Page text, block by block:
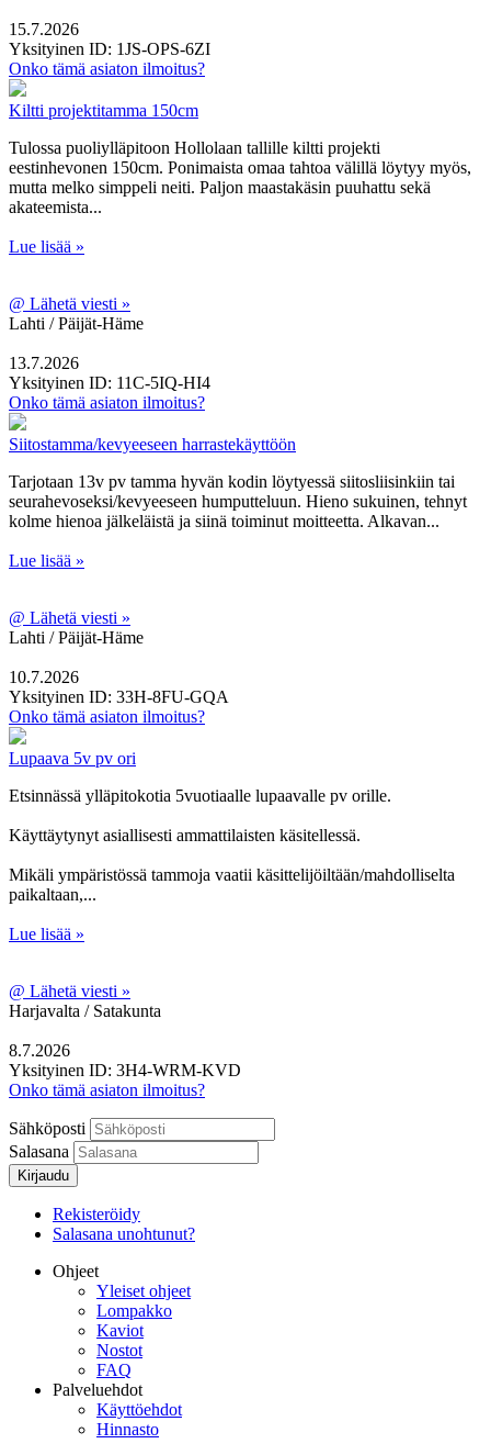
15.7.2026
Yksityinen ID: 1JS-OPS-6ZI
Onko tämä asiaton ilmoitus?
Kiltti projektitamma 150cm
Tulossa puoliylläpitoon Hollolaan tallille kiltti projekti
eestinhevonen 150cm. Ponimaista omaa tahtoa välillä löytyy myös,
mutta melko simppeli neiti. Paljon maastakäsin puuhattu sekä
akateemista...
Lue lisää »
@ Lähetä viesti »
Lahti / Päijät-Häme
13.7.2026
Yksityinen ID: 11C-5IQ-HI4
Onko tämä asiaton ilmoitus?
Siitostamma/kevyeeseen harrastekäyttöön
Tarjotaan 13v pv tamma hyvän kodin löytyessä siitosliisinkiin tai
seurahevoseksi/kevyeeseen humputteluun. Hieno sukuinen, tehnyt
kolme hienoa jälkeläistä ja siinä toiminut moitteetta. Alkavan...
Lue lisää »
@ Lähetä viesti »
Lahti / Päijät-Häme
10.7.2026
Yksityinen ID: 33H-8FU-GQA
Onko tämä asiaton ilmoitus?
Lupaava 5v pv ori
Etsinnässä ylläpitokotia 5vuotiaalle lupaavalle pv orille.
Käyttäytynyt asiallisesti ammattilaisten käsitellessä.
Mikäli ympäristössä tammoja vaatii käsittelijöiltään/mahdolliselta
paikaltaan,...
Lue lisää »
@ Lähetä viesti »
Harjavalta / Satakunta
8.7.2026
Yksityinen ID: 3H4-WRM-KVD
Onko tämä asiaton ilmoitus?
Sähköposti
Salasana
Kirjaudu
Rekisteröidy
Salasana unohtunut?
Ohjeet
Yleiset ohjeet
Lompakko
Kaviot
Nostot
FAQ
Palveluehdot
Käyttöehdot
Hinnasto